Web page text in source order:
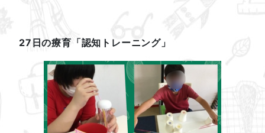
27日の療育「認知トレーニング」